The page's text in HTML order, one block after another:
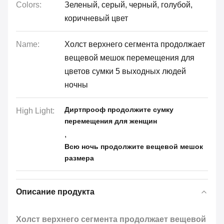
Colors:
Зеленый, серый, черный, голубой,
коричневый цвет
Name:
Холст верхнего сегмента продолжает
вещевой мешок перемещения для
цветов сумки 5 выходных людей
ночны
High Light:
Диртпрооф продолжите сумку
перемещения для женщин
,
Всю ночь продолжите вещевой мешок
размера
Описание продукта
Холст верхнего сегмента продолжает вещевой